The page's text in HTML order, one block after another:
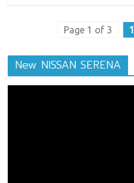
Page 1 of 3 1
New NISSAN SERENA